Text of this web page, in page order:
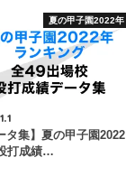
夏の甲子園2022年
タ集】夏の甲子園2022
打成績…